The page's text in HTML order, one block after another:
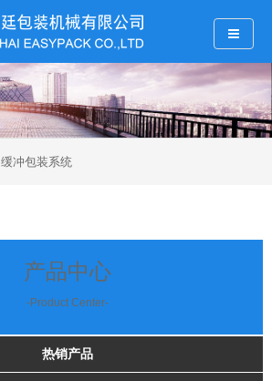
缓冲包装系统
产品中心
-Product Center-
热销产品